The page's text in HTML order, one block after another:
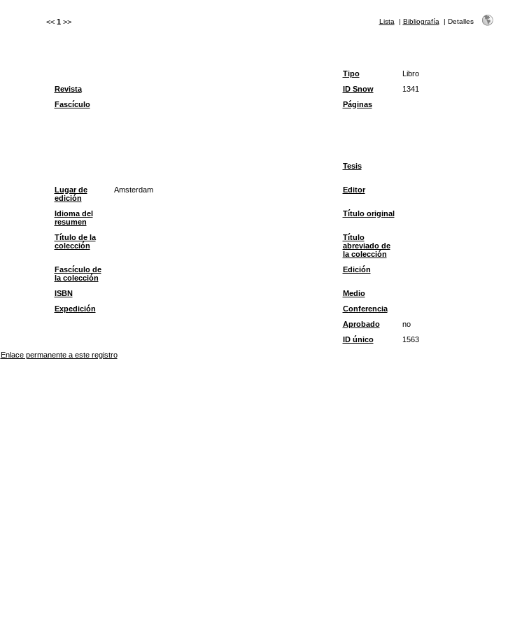
<< 1 >> Lista | Bibliografía | Detalles
Tipo
Libro
Revista ID Snow
1341
Fascículo
Páginas
Tesis
Lugar de
edición
Amsterdam Editor
Idioma del
resumen
Título original
Título de la
colección
Título
abreviado de
la colección
Fascículo de
la colección
Edición
ISBN
Medio
Expedición
Conferencia
Aprobado
no
ID único
1563
Enlace permanente a este registro